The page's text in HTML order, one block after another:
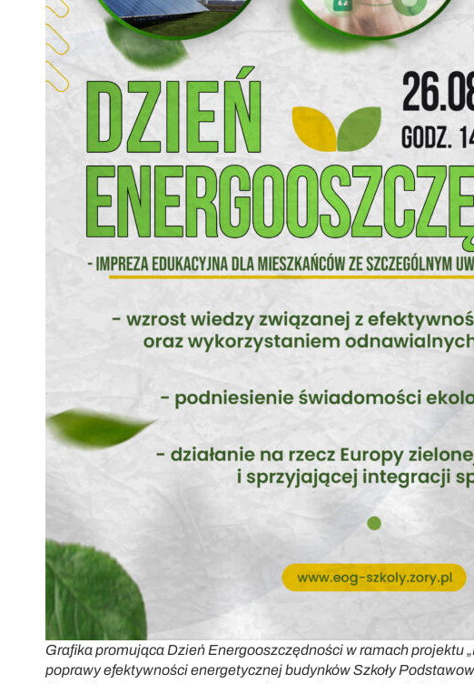
Grafika promująca Dzień Energooszczędności w ramach projektu
poprawy efektywności energetycznej budynków Szkoły